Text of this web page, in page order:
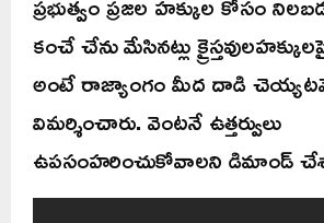
కంచే చేను మేసినట్లు
అంటే రాజ్యాంగం మీద దాడి
విమర్శించారు. వెంటనే ఉత్తర్వులు
ఉపసంహరించుకోవాలని డిమాండ్